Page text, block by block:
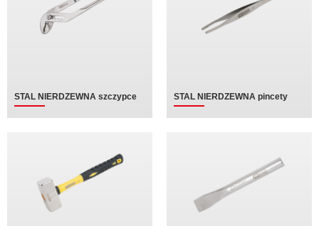
STAL NIERDZEWNA szczypce STAL NIERDZEWNA pincety